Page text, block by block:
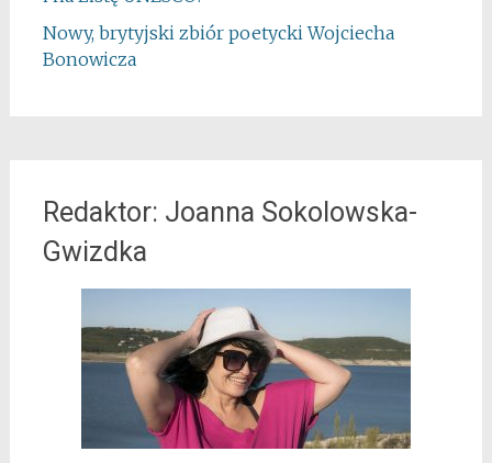
Nowy, brytyjski zbiór poetycki Wojciecha
Bonowicza
Redaktor: Joanna Sokolowska-
Gwizdka